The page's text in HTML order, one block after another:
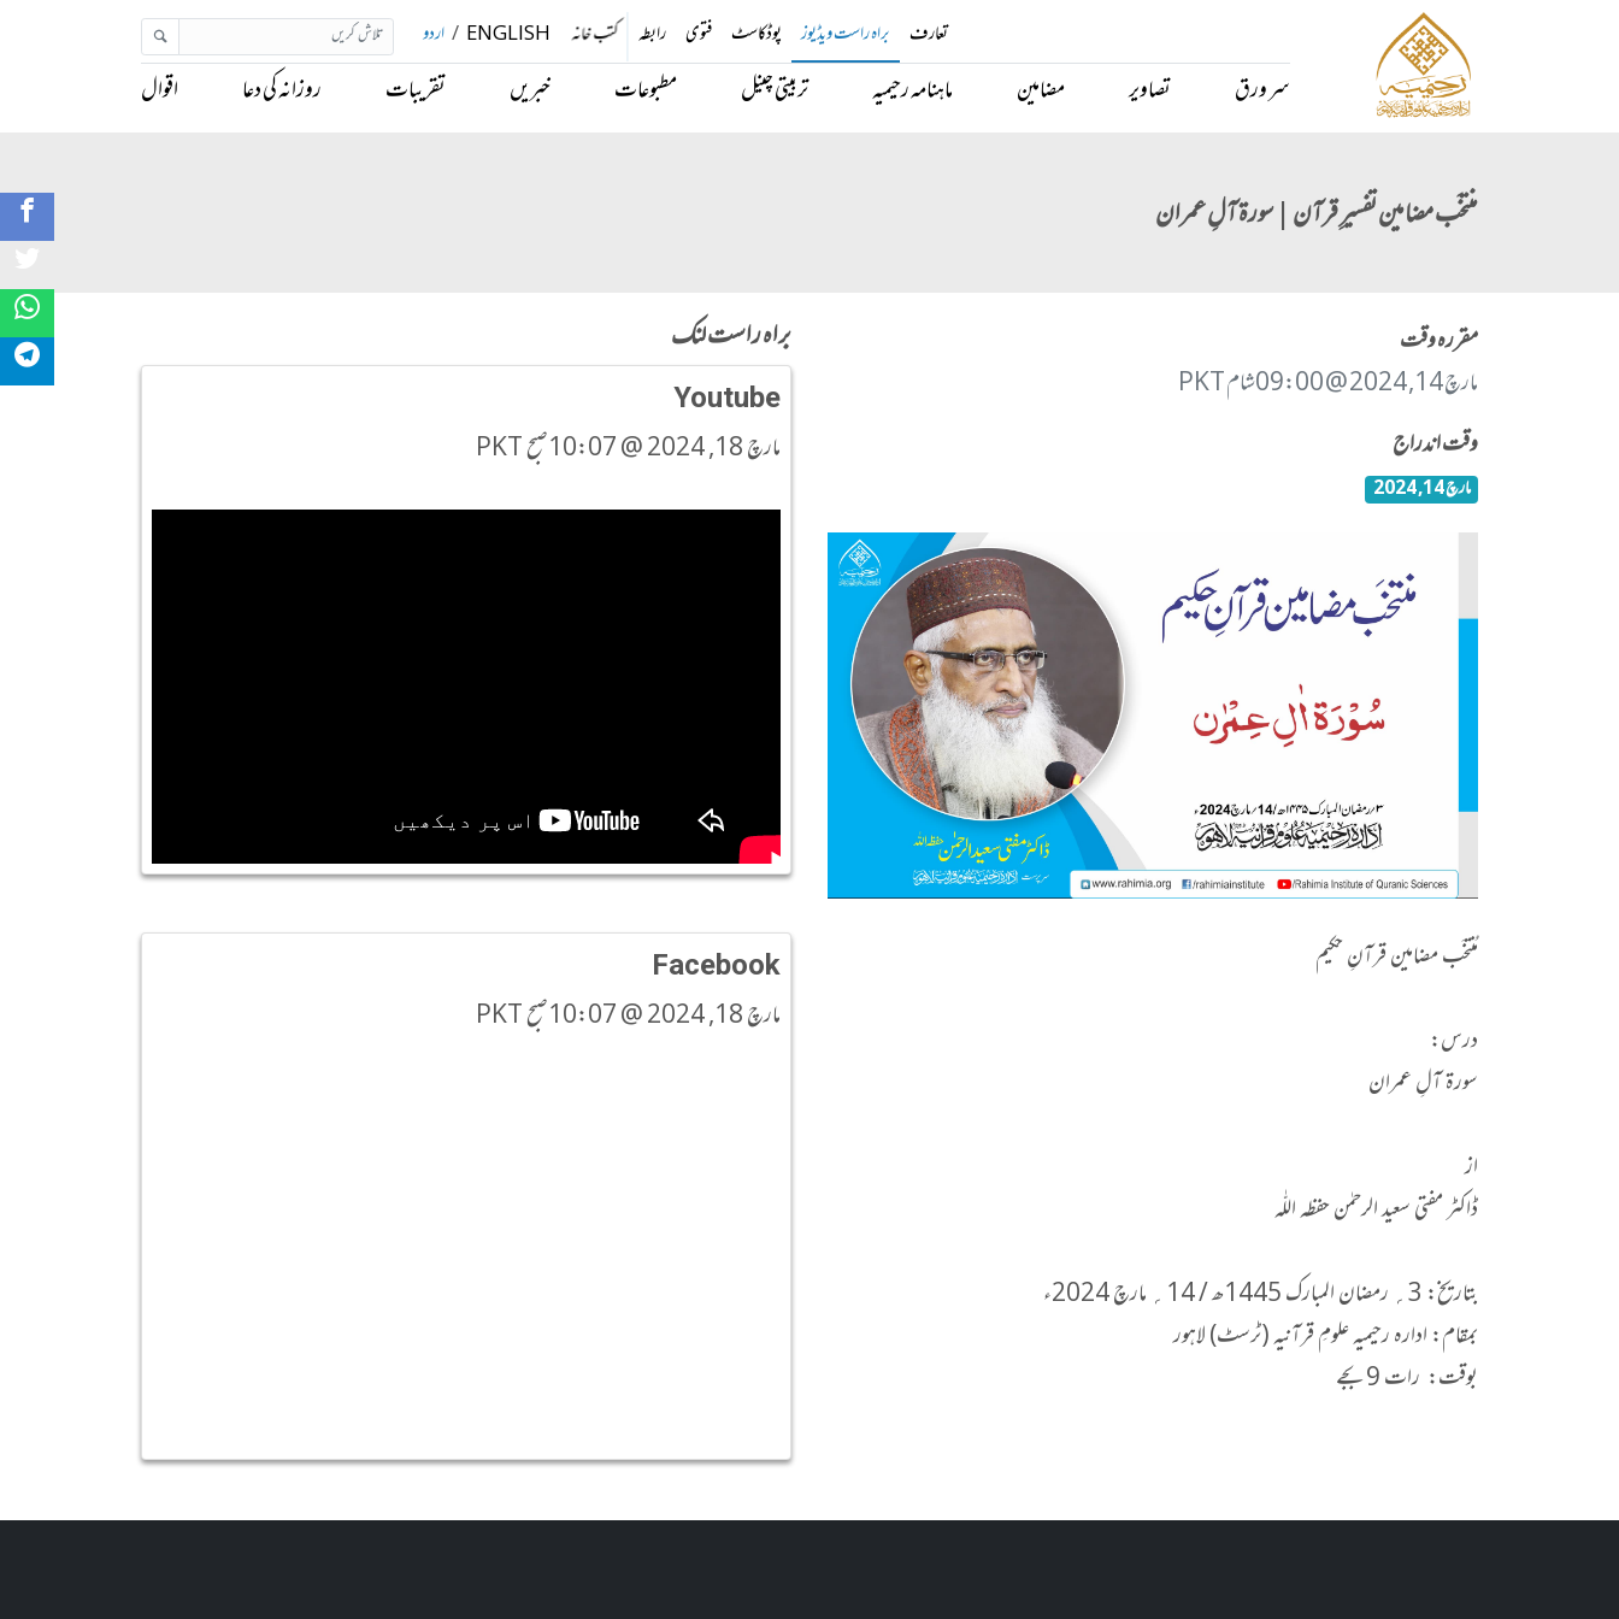
تعارف براہ راست ویڈیوز پوڈکاسٹ فتوی رابطہ کتب خانہ ENGLISH
/ اردو
سر ورق تصاویر مضامین ماہنامہ رحیمیہ تربیتی چینل مطبوعات خبریں تقریبات روزانہ کی دعا اقوال
منتخَب مضامین تفسیرِ قرآن | سورۃ آلِ عمران
مقررہ وقت
مارچ 14, 2024 @ 09:00شام PKT
وقت اندراج
مارچ 14, 2024
مُنتخَب مضامین قرآنِ حکیم
درس:
سورۃ آلِ عمران
از
ڈاکٹر مفتی سعید الرحمٰن حفظه اللّٰه
بتاریخ: 3؍ رمضان المبارک 1445ھ / 14؍ مارچ 2024ء
بمقام: ادارہ رحیمیہ علومِ قرآنیہ (ٹرسٹ) لاہور
بوقت: رات 9 بجے
براہ راست لنک
Youtube
مارچ 18, 2024 @ 10:07صبح PKT
Facebook
مارچ 18, 2024 @ 10:07صبح PKT